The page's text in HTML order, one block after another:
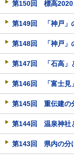
第150回 標高2020
第149回 「神戸」
第148回 「神戸」
第147回 「石高
第146回 「富士見
第145回 重伝建の
第144回 温泉神社
第143回 県内の分